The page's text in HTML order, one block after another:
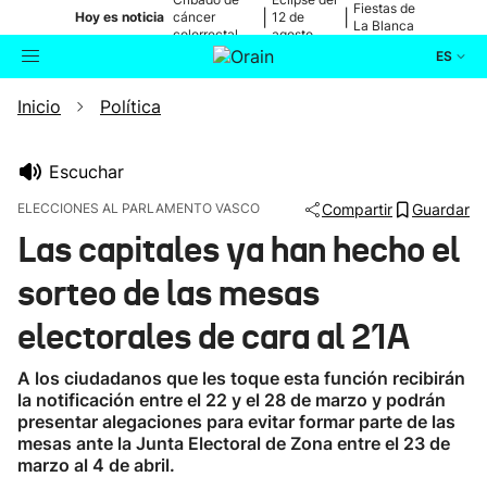
Hoy es noticia cáncer
colorrectal
12 de
agosto
Fiestas de
La Blanca
ES
Buscador
Ikusmiran
Eguraldia
Inicio Política
Escuchar
ELECCIONES AL PARLAMENTO VASCO Compartir Guardar
Las capitales ya han hecho el
sorteo de las mesas
electorales de cara al 21A
A los ciudadanos que les toque esta función recibirán
la notificación entre el 22 y el 28 de marzo y podrán
presentar alegaciones para evitar formar parte de las
mesas ante la Junta Electoral de Zona entre el 23 de
marzo al 4 de abril.